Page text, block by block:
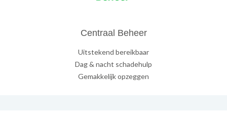
Centraal Beheer
Uitstekend bereikbaar
Dag & nacht schadehulp
Gemakkelijk opzeggen